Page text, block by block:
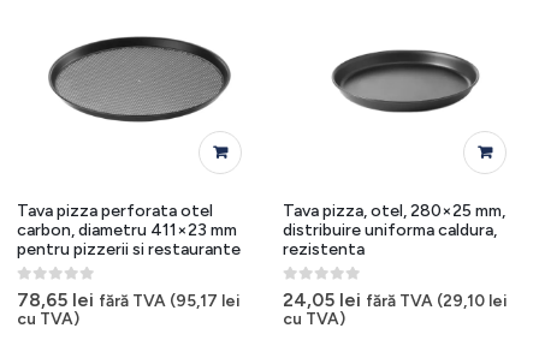
Tava pizza perforata otel
carbon, diametru 411×23 mm
pentru pizzerii si restaurante
0out of 5
78,65 lei fără TVA (95,17 lei
cu TVA)
Tava pizza, otel, 280×25 mm,
distribuire uniforma caldura,
rezistenta
0out of 5
24,05 lei fără TVA (29,10 lei
cu TVA)